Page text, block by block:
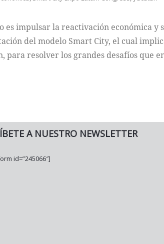
es impulsar la reactivación económica y
del modelo Smart City, el cual
para resolver los grandes desafíos que
A NUESTRO NEWSLETTER
id=”245066″]